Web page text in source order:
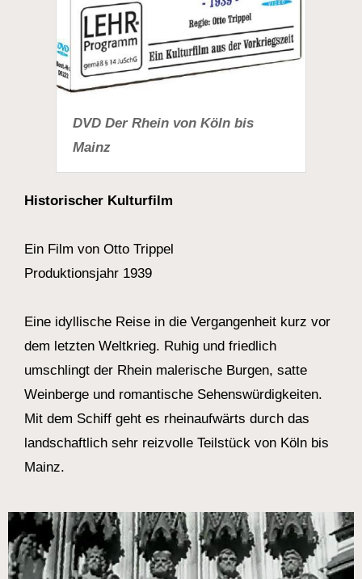
DVD Der Rhein von Köln bis
Mainz
Historischer Kulturfilm
Ein Film von Otto Trippel
Produktionsjahr 1939
Eine idyllische Reise in die Vergangenheit kurz vor
dem letzten Weltkrieg. Ruhig und friedlich
umschlingt der Rhein malerische Burgen, satte
Weinberge und romantische Sehenswürdigkeiten.
Mit dem Schiff geht es rheinaufwärts durch das
landschaftlich sehr reizvolle Teilstück von Köln bis
Mainz.